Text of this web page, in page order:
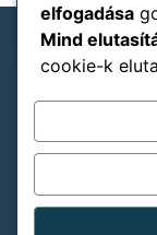
ÁSZFAdatkezelési
Jogi
elfogadása
Mind
cookie-k